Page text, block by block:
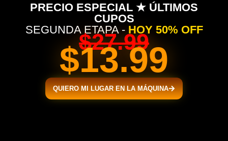
PRECIO ESPECIAL ★ ÚLTIMOS
CUPOS
SEGUNDA ETAPA - HOY 50% OFF
$27.99
$13.99
QUIERO MI LUGAR EN LA MÁQUINA